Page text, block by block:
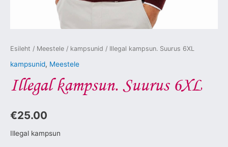
Esileht / Meestele / kampsunid / Illegal kampsun. Suurus 6XL
kampsunid, Meestele
Illegal kampsun. Suurus 6XL
€25.00
Illegal kampsun